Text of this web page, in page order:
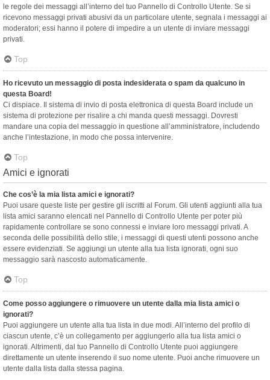
le regole dei messaggi all’interno del tuo Pannello di Controllo Utente. Se si
ricevono messaggi privati ​​abusivi da un particolare utente, segnala i messaggi ai
moderatori; essi hanno il potere di impedire a un utente di inviare messaggi
privati​​.
Top
Ho ricevuto un messaggio di posta indesiderata o spam da qualcuno in
questa Board!
Ci dispiace. Il sistema di invio di posta elettronica di questa Board include un
sistema di protezione per risalire a chi manda questi messaggi. Dovresti
mandare una copia del messaggio in questione all’amministratore, includendo
anche l’intestazione, in modo che possa intervenire.
Top
Amici e ignorati
Che cos’è la mia lista amici e ignorati?
Puoi usare queste liste per gestire gli iscritti al Forum. Gli utenti aggiunti alla tua
lista amici saranno elencati nel Pannello di Controllo Utente per poter più
rapidamente controllare se sono connessi e inviare loro messaggi privati. A
seconda delle possibilità dello stile, i messaggi di questi utenti possono anche
essere evidenziati. Se aggiungi un utente alla tua lista ignorati, ogni suo
messaggio sarà nascosto automaticamente.
Top
Come posso aggiungere o rimuovere un utente dalla mia lista amici o
ignorati?
Puoi aggiungere un utente alla tua lista in due modi. All’interno del profilo di
ciascun utente, c’è un collegamento per aggiungerlo alla tua lista amici o
ignorati. Altrimenti, dal tuo Pannello di Controllo Utente puoi aggiungere
direttamente un utente inserendo il suo nome utente. Puoi anche rimuovere un
utente dalla lista dalla stessa pagina.